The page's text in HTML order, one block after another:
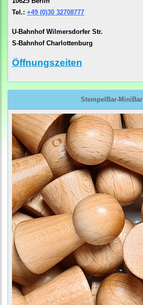
Tel.: +49 (0)30 32708777
U-Bahnhof Wilmersdorfer Str.
S-Bahnhof Charlottenburg
Öffnungszeiten
StempelBar-MiniBar